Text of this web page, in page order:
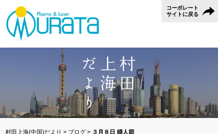
コーポレート
サイトに戻る
村田上海(中国)だより > ブログ > ３月８日 婦人節